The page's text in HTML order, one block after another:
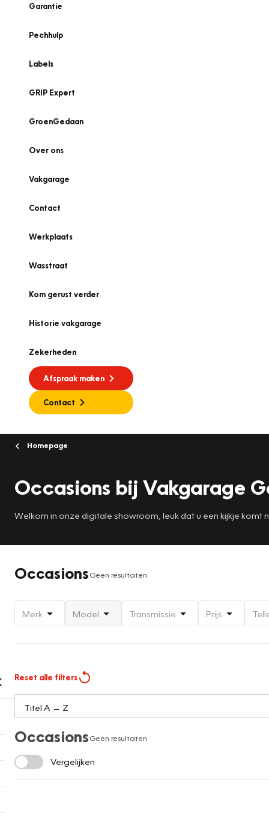
Garantie
Pechhulp
Labels
GRIP Expert
GroenGedaan
Over ons
Vakgarage
Contact
Werkplaats
Wasstraat
Kom gerust verder
Historie vakgarage
Zekerheden
Afspraak maken
Contact
Homepage
Occasions bij Vakgarage
Welkom in onze digitale showroom, leuk dat u een kijkje komt
OccasionsGeen resultaten
Merk Model Transmissie Prijs
Reset alle filters
OccasionsGeen resultaten
Vergelijken